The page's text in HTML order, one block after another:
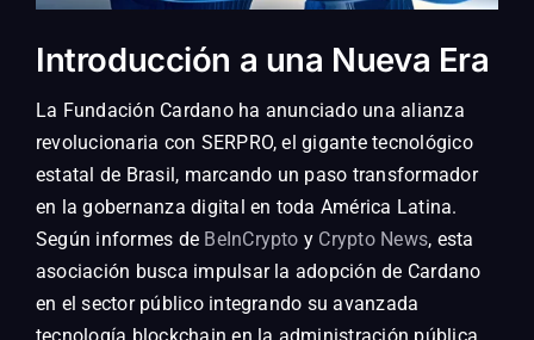
Introducción a una Nueva Era
La Fundación Cardano ha anunciado una alianza
revolucionaria con SERPRO, el gigante tecnológico
estatal de Brasil, marcando un paso transformador
en la gobernanza digital en toda América Latina.
Según informes de BeInCrypto y Crypto News, esta
asociación busca impulsar la adopción de Cardano
en el sector público integrando su avanzada